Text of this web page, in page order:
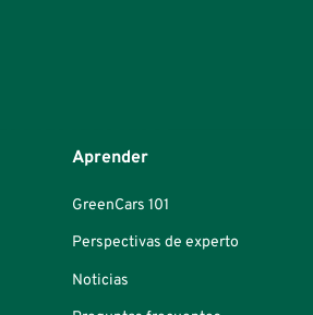
Aprender
GreenCars 101
Perspectivas de experto
Noticias